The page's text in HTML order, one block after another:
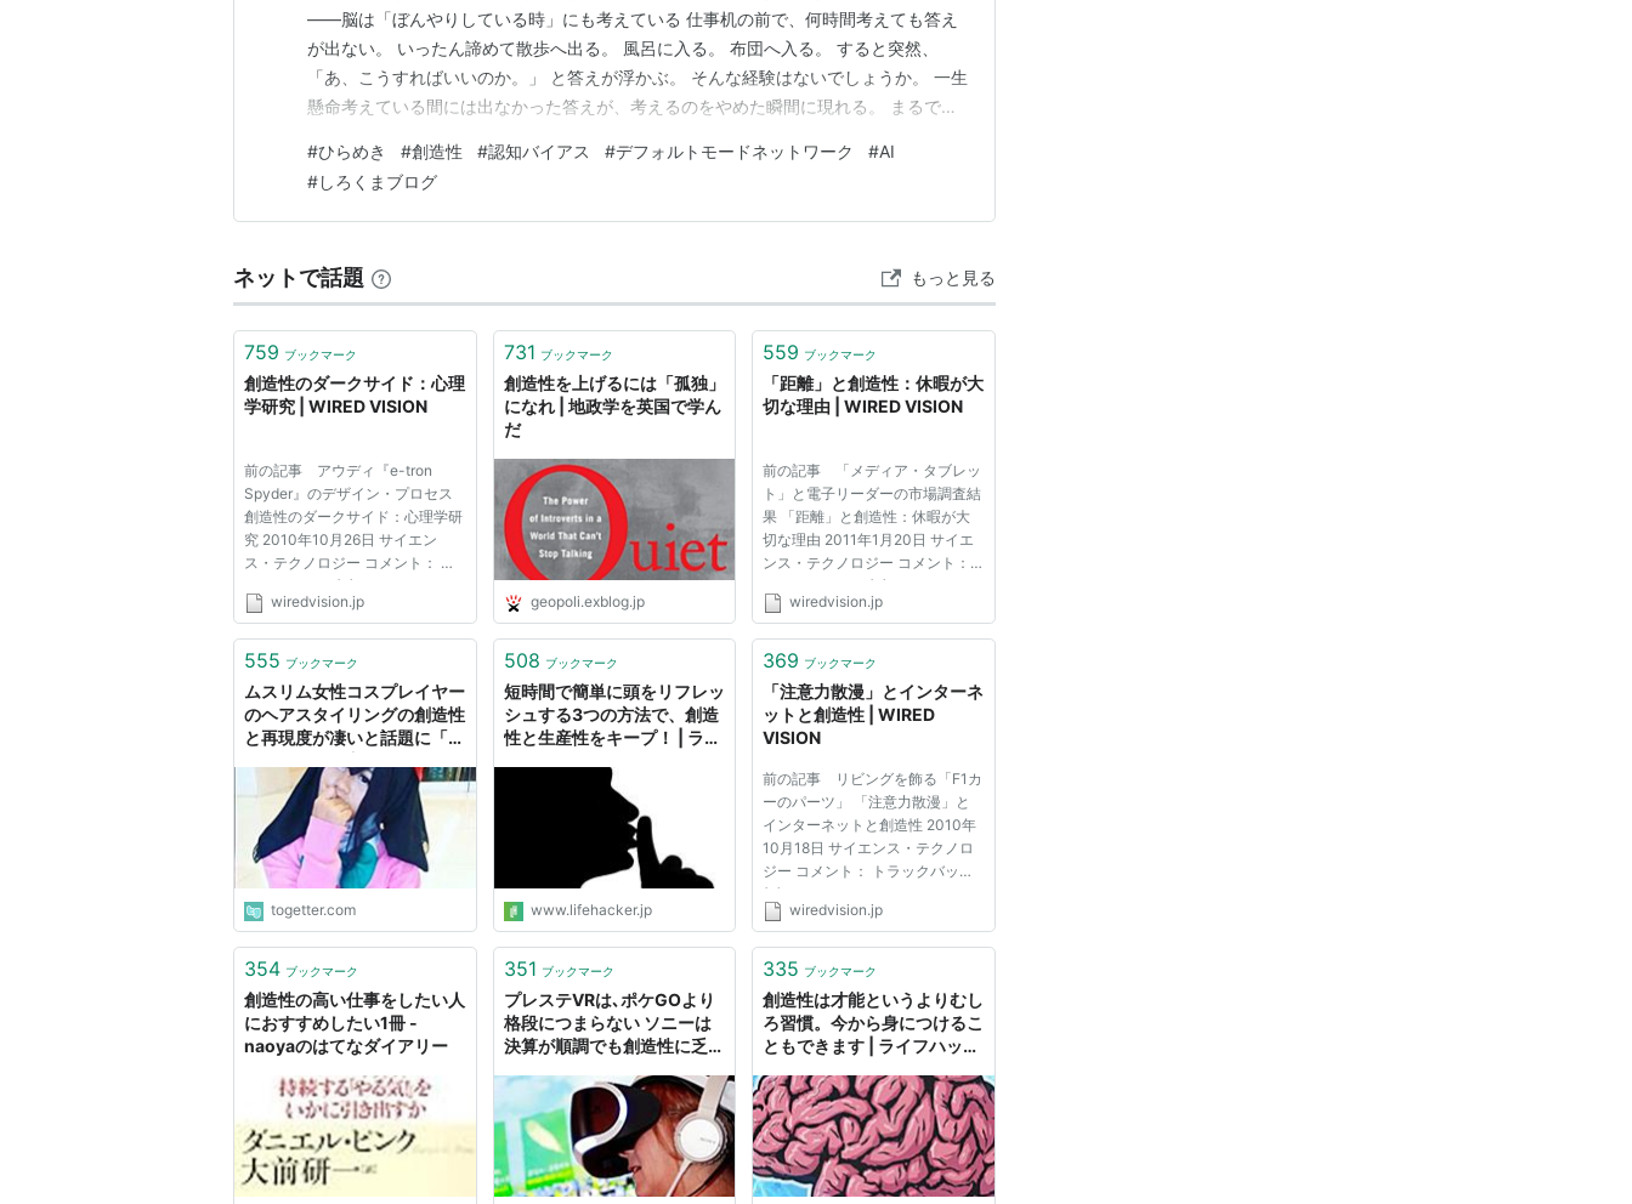
――脳は「ぼんやりしている時」にも考えている 仕事机の前で、何時間考えても答え
が出ない。 いったん諦めて散歩へ出る。 風呂に入る。 布団へ入る。 すると突然、
「あ、こうすればいいのか。」 と答えが浮かぶ。 そんな経験はないでしょうか。 一生
懸命考えている間には出なかった答えが、考えるのをやめた瞬間に現れる。 まるで脳
いときにも完全には停止していません。 過去の記憶を呼び出す。 自分自身について考
える。 未来の出来事を想像する。 人の気…
#ひらめき #創造性 #認知バイアス #デフォルトモードネットワーク #AI
#しろくまブログ
ネットで話題 もっと見る
759 ブックマーク
創造性のダークサイド：心理
学研究 | WIRED VISION
前の記事 アウディ『e-tron
Spyder』のデザイン・プロセス
創造性のダークサイド：心理学研
究 2010年10月26日 サイエン
ス・テクノロジー コメント： ト
ラックバック (0) フィードサイエ
ンス・テクノロジー Jonah
創造性は、「不幸」となんらかの
関係があるようだ。ゴッホやバー
ジニア・ウ...
wiredvision.jp
731 ブックマーク
創造性を上げるには「孤独」
になれ | 地政学を英国で学ん
だ
geopoli.exblog.jp
559 ブックマーク
「距離」と創造性：休暇が大
切な理由 | WIRED VISION
前の記事 「メディア・タブレッ
ト」と電子リーダーの市場調査結
果 「距離」と創造性：休暇が大
切な理由 2011年1月20日 サイエ
ンス・テクノロジー コメント：
トラックバック (0) フィードサイ
エンス・テクノロジー Jonah
Gaffney 21世紀の贅沢のひとつ
は、電子メールと無縁なバケーシ
ョンだ。...
wiredvision.jp
555 ブックマーク
ムスリム女性コスプレイヤー
のヘアスタイリングの創造性
と再現度が凄いと話題に「む
togetter.com
508 ブックマーク
短時間で簡単に頭をリフレッ
シュする3つの方法で、創造
性と生産性をキープ！ | ライ
www.lifehacker.jp
369 ブックマーク
「注意力散漫」とインターネ
ットと創造性 | WIRED
VISION
前の記事 リビングを飾る「F1カ
ーのパーツ」 「注意力散漫」と
インターネットと創造性 2010年
10月18日 サイエンス・テクノロ
ジー コメント： トラックバック
(0) フィードサイエンス・テクノ
ロジー Jonah Lehrer 画像は
は気が散りやすいと不満を訴えて
いる。われわれは、そこかしこに
あ...
wiredvision.jp
354 ブックマーク
創造性の高い仕事をしたい人
におすすめしたい1冊 -
naoyaのはてなダイアリー
351 ブックマーク
プレステVRは､ポケGOより
格段につまらない ソニーは
決算が順調でも創造性に乏し
335 ブックマーク
創造性は才能というよりむし
ろ習慣。今から身につけるこ
ともできます | ライフハッカ